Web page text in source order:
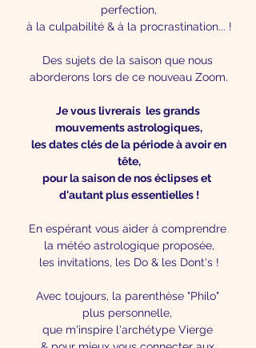
perfection,
à la culpabilité & à la procrastination... !
Des sujets de la saison que nous
aborderons lors de ce nouveau Zoom.
Je vous livrerais  les grands
mouvements astrologiques,
tête,
pour la saison de nos éclipses et
d'autant plus essentielles !
En espérant vous aider à comprendre
la météo astrologique proposée,
les invitations, les Do & les Dont's !
Avec toujours, la parenthèse "Philo"
plus personnelle,
que m'inspire l'archétype Vierge